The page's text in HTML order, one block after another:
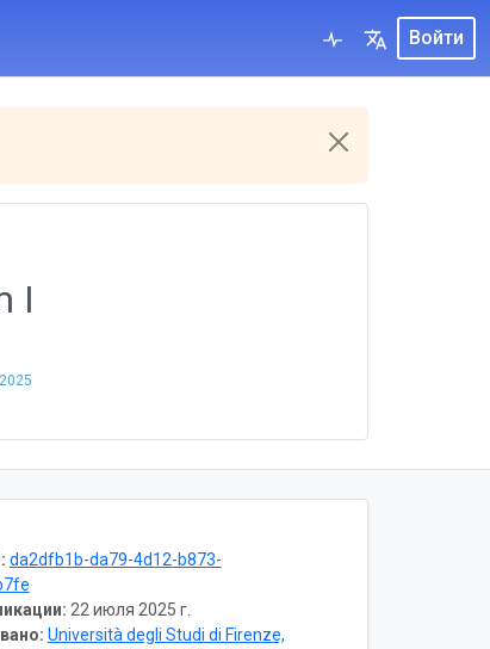
Войти
I
da2dfb1b-da79-4d12-b873-
22 июля 2025 г.
Università degli Studi di Firenze,